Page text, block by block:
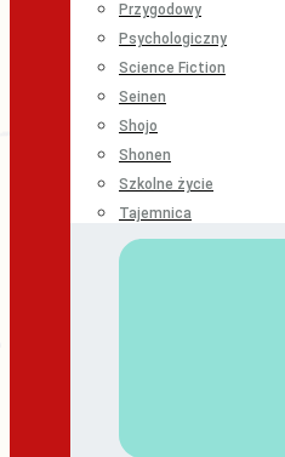
Przygodowy
Psychologiczny
Science Fiction
Seinen
Shojo
Shonen
Szkolne życie
Tajemnica